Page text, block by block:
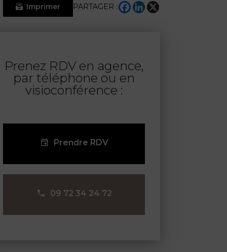
Imprimer PARTAGER :
Prenez RDV en agence,
par téléphone ou en
visioconférence :
Prendre RDV
09 72 34 24 72